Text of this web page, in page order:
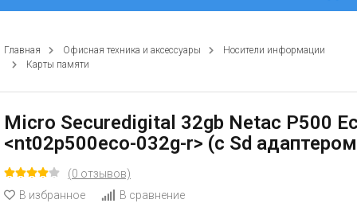
Главная Офисная техника и аксессуары
Носители информации
Карты памяти
Micro Securedigital 32gb Netac P500
<nt02p500eco-032g-r> (с Sd
(0 отзывов)
В избранное
В сравнение